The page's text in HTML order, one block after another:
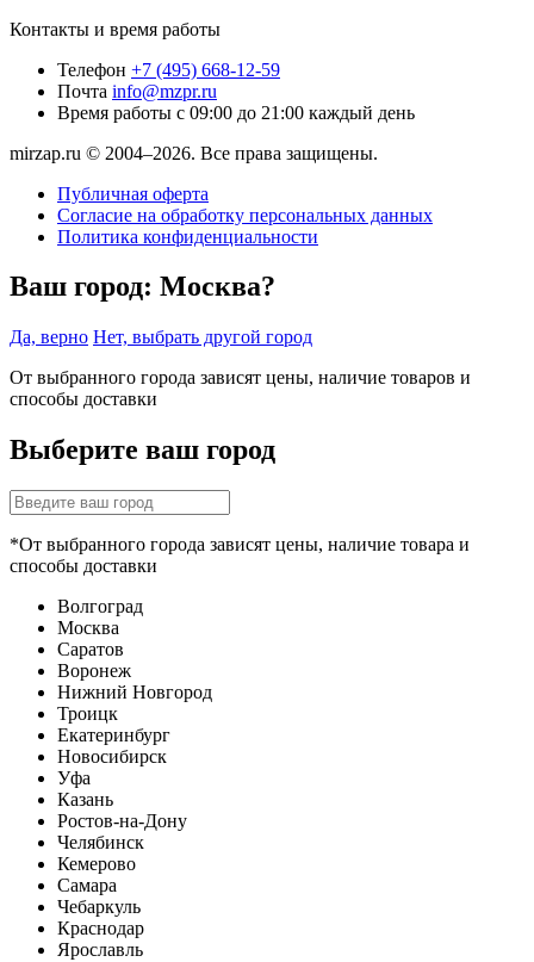
Контакты и время работы
Телефон +7 (495) 668-12-59
Почта info@mzpr.ru
Время работы с 09:00 до 21:00 каждый день
mirzap.ru © 2004–2026. Все права защищены.
Публичная оферта
Согласие на обработку персональных данных
Политика конфиденциальности
Ваш город: Москва?
Да, верно Нет, выбрать другой город
От выбранного города зависят цены, наличие товаров и
способы доставки
Выберите ваш город
*От выбранного города зависят цены, наличие товара и
способы доставки
Волгоград
Москва
Саратов
Воронеж
Нижний Новгород
Троицк
Екатеринбург
Новосибирск
Уфа
Казань
Ростов-на-Дону
Челябинск
Кемерово
Самара
Чебаркуль
Краснодар
Ярославль